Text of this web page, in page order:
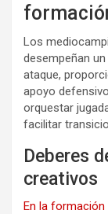
Los
desempeñan
ataque,
apoyo
orquestar
facilitar
Deberes
creativos
En la formación